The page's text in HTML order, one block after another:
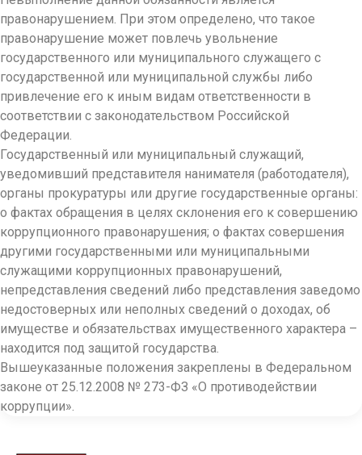
правонарушением. При этом определено, что такое
правонарушение может повлечь увольнение
государственного или муниципального служащего с
государственной или муниципальной службы либо
привлечение его к иным видам ответственности в
соответствии с законодательством Российской
Федерации.
Государственный или муниципальный служащий,
уведомивший представителя нанимателя (работодателя),
органы прокуратуры или другие государственные органы:
о фактах обращения в целях склонения его к совершению
коррупционного правонарушения; о фактах совершения
другими государственными или муниципальными
служащими коррупционных правонарушений,
непредставления сведений либо представления заведомо
недостоверных или неполных сведений о доходах, об
имуществе и обязательствах имущественного характера –
находится под защитой государства.
Вышеуказанные положения закреплены в Федеральном
законе от 25.12.2008 № 273-ФЗ «О противодействии
коррупции».